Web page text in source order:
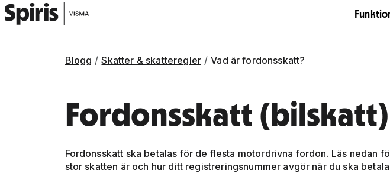
Blogg Skatter & skatteregler Vad är fordonsskatt?
Fordonsskatt (bilskatt)
Fordonsskatt ska betalas för de flesta motordrivna fordon. Läs nedan
stor skatten är och hur ditt registreringsnummer avgör när du ska
Gå vidare till artikelns